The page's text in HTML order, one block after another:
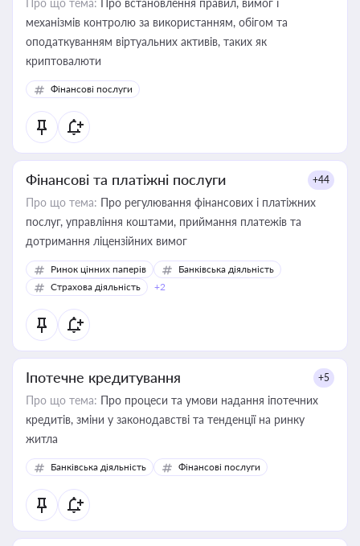
Про що тема: Про встановлення правил, вимог і
механізмів контролю за використанням, обігом та
оподаткуванням віртуальних активів, таких як
криптовалюти
Фінансові послуги
Фінансові та платіжні послуги +44
Про що тема: Про регулювання фінансових і платіжних
послуг, управління коштами, приймання платежів та
дотримання ліцензійних вимог
Ринок цінних паперів
Банківська діяльність
Страхова діяльність
+2
Іпотечне кредитування +5
Про що тема: Про процеси та умови надання іпотечних
кредитів, зміни у законодавстві та тенденції на ринку
житла
Банківська діяльність Фінансові послуги